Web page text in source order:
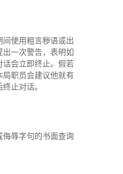
使用粗言秽语或出
一次警告，表明如
会立即终止。假若
职员会建议他就有
止对话。
辱字句的书面查询